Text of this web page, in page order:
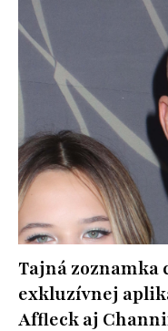
Tajná zoznamka
exkluzívnej
Affleck aj